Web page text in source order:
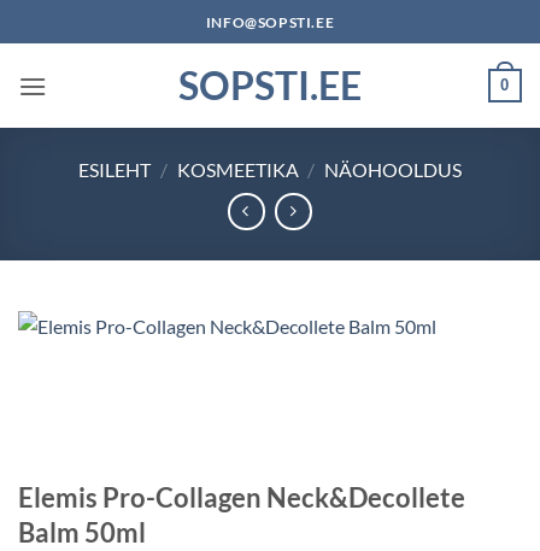
to
content
INFO@SOPSTI.EE
SOPSTI.EE 0
ESILEHT / KOSMEETIKA / NÄOHOOLDUS
Elemis Pro-Collagen Neck&Decollete
Balm 50ml